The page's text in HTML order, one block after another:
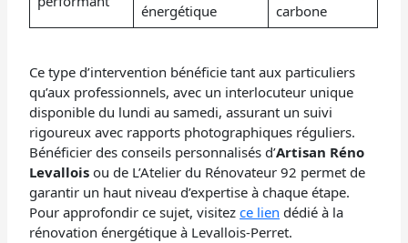
énergétique
carbone
Ce type d’intervention bénéficie tant aux particuliers
qu’aux professionnels, avec un interlocuteur unique
disponible du lundi au samedi, assurant un suivi
rigoureux avec rapports photographiques réguliers.
Bénéficier des conseils personnalisés d’Artisan Réno
Levallois ou de L’Atelier du Rénovateur 92 permet de
garantir un haut niveau d’expertise à chaque étape.
Pour approfondir ce sujet, visitezce lien dédié à la
rénovation énergétique à Levallois-Perret.